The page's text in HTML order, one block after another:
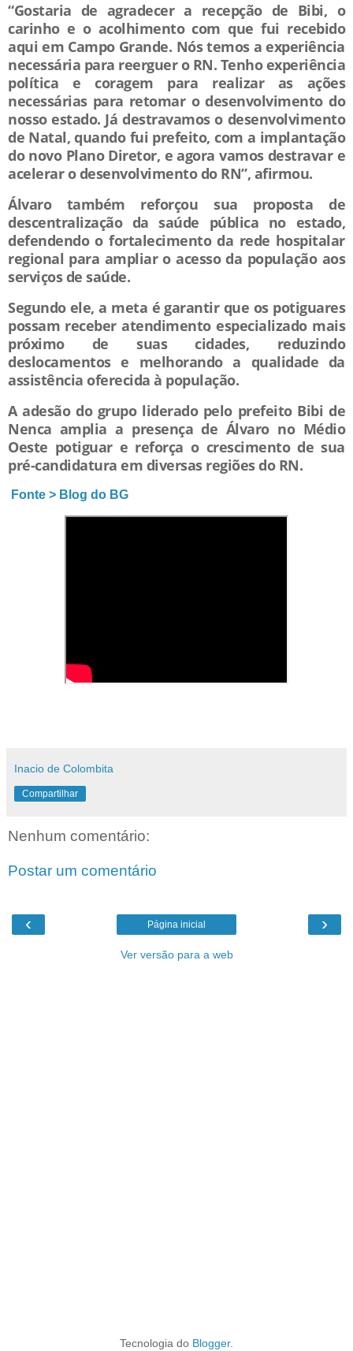
“Gostaria de agradecer a recepção de Bibi, o
carinho e o acolhimento com que fui recebido
aqui em Campo Grande. Nós temos a experiência
necessária para reerguer o RN. Tenho experiência
política e coragem para realizar as ações
necessárias para retomar o desenvolvimento do
nosso estado. Já destravamos o desenvolvimento
de Natal, quando fui prefeito, com a implantação
do novo Plano Diretor, e agora vamos destravar e
acelerar o desenvolvimento do RN”, afirmou.
Álvaro também reforçou sua proposta de
descentralização da saúde pública no estado,
defendendo o fortalecimento da rede hospitalar
regional para ampliar o acesso da população aos
serviços de saúde.
Segundo ele, a meta é garantir que os potiguares
possam receber atendimento especializado mais
próximo de suas cidades, reduzindo
deslocamentos e melhorando a qualidade da
assistência oferecida à população.
A adesão do grupo liderado pelo prefeito Bibi de
Nenca amplia a presença de Álvaro no Médio
Oeste potiguar e reforça o crescimento de sua
pré-candidatura em diversas regiões do RN.
Fonte > Blog do BG
Inacio de Colombita
Compartilhar
Nenhum comentário:
Postar um comentário
‹ ›
Página inicial
Ver versão para a web
Tecnologia do Blogger.